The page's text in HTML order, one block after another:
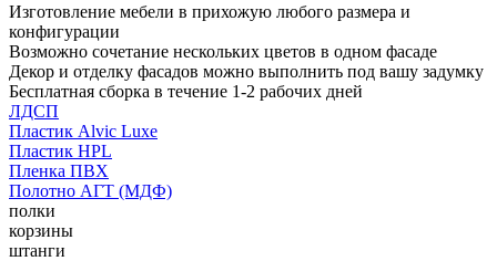
Изготовление мебели в прихожую любого размера и
конфигурации
Возможно сочетание нескольких цветов в одном фасаде
Декор и отделку фасадов можно выполнить под вашу задумку
Бесплатная сборка в течение 1-2 рабочих дней
ЛДСП
Пластик Alvic Luxe
Пластик HPL
Пленка ПВХ
Полотно АГТ (МДФ)
полки
корзины
штанги